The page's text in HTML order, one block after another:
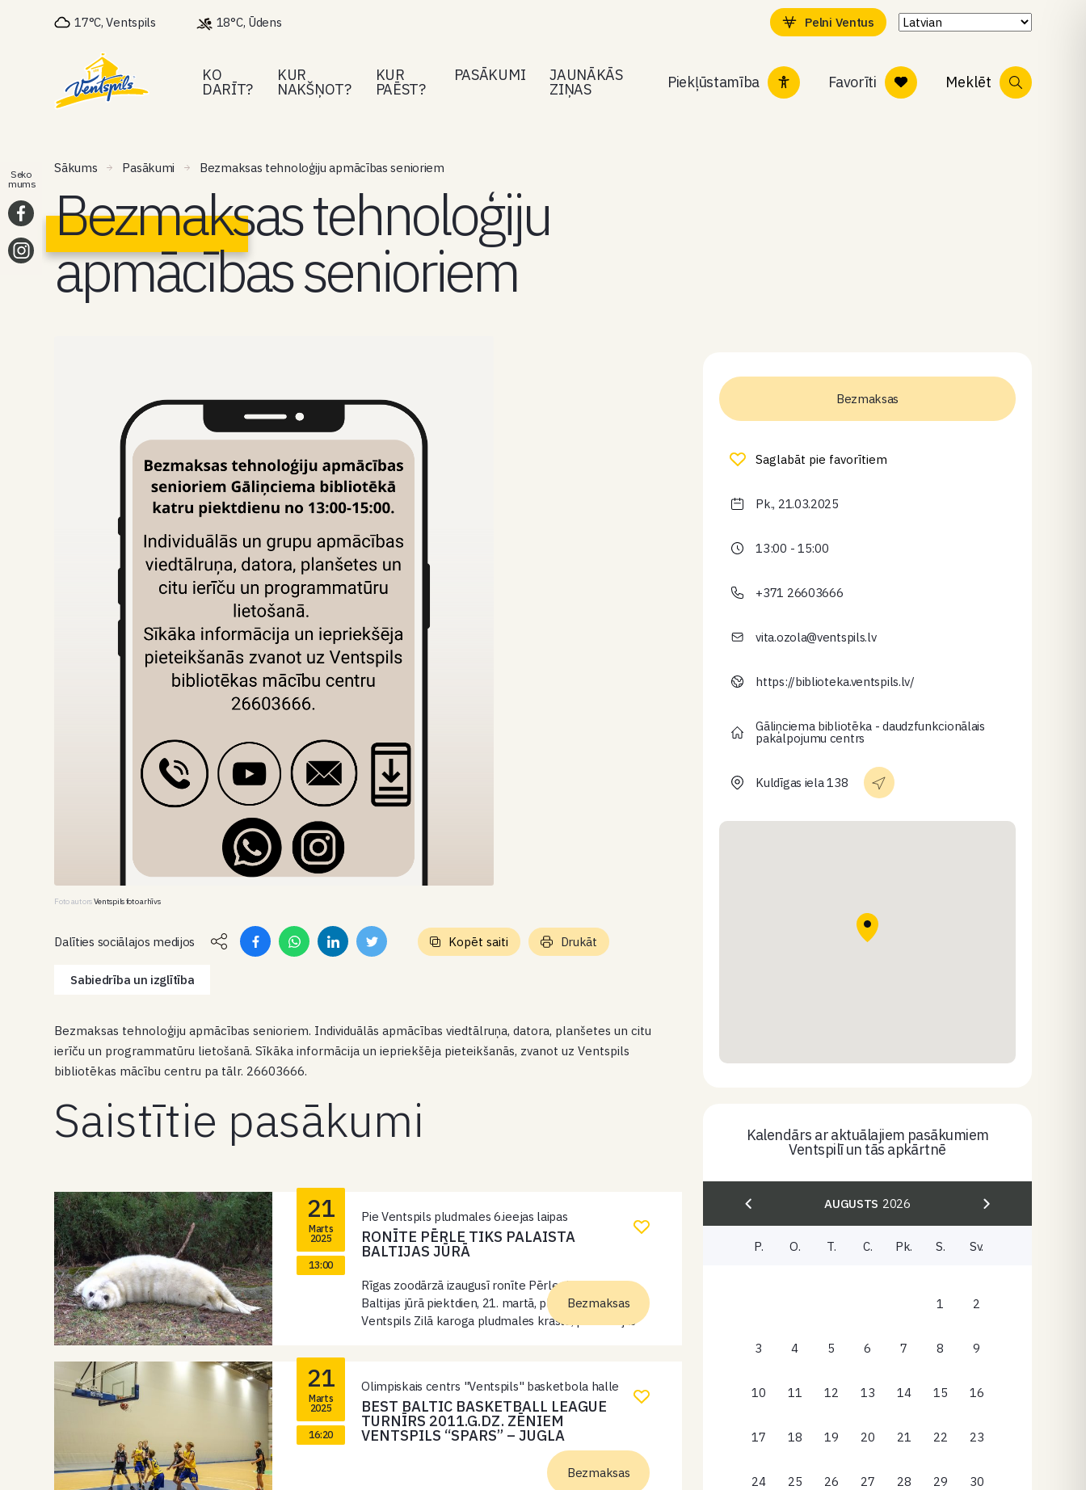
17°C, Ventspils 18°C, Ūdens Pelni Ventus
KO
DARĪT?
KUR
NAKŠŅOT?
KUR
PAĒST?
PASĀKUMI JAUNĀKĀS
ZIŅAS Piekļūstamība Favorīti Meklēt
Sākums Pasākumi Bezmaksas tehnoloģiju apmācības senioriem
Bezmaksas tehnoloģiju
apmācības senioriem
Foto autorsVentspils foto arhīvs
Dalīties sociālajos medijos Kopēt saiti Drukāt
Sabiedrība un izglītība
Bezmaksas tehnoloģiju apmācības senioriem. Individuālās apmācības viedtālruņa, datora, planšetes un citu
ierīču un programmatūru lietošanā. Sīkāka informācija un iepriekšēja pieteikšanās, zvanot uz Ventspils
bibliotēkas mācību centru pa tālr. 26603666.
Saistītie pasākumi
21
Marts
2025
13:00
Pie Ventspils pludmales 6.ieejas laipas
RONĪTE PĒRLE TIKS PALAISTA
BALTIJAS JŪRĀ
Rīgas zoodārzā izaugusī ronīte Pērle tiks palaista
Baltijas jūrā piektdien, 21. martā, plkst. 13:00 no
Ventspils Zilā karoga pludmales krasta, pie 6.ieejas
Bezmaksas
21
Marts
2025
16:20
Olimpiskais centrs "Ventspils" basketbola halle
BEST BALTIC BASKETBALL LEAGUE
TURNĪRS 2011.G.DZ. ZĒNIEM
VENTSPILS “SPARS” – JUGLA
Bezmaksas
Bezmaksas
Saglabāt pie favorītiem
Pk., 21.03.2025
13:00 - 15:00
+371 26603666
vita.ozola@ventspils.lv
https://biblioteka.ventspils.lv/
Gāliņciema bibliotēka - daudzfunkcionālais
pakalpojumu centrs
Kuldīgas iela 138
Kalendārs ar aktuālajiem pasākumiem
Ventspilī un tās apkārtnē
AUGUSTS 2026
P. O. T. C. Pk. S. Sv.
1 2
3 4 5 6 7 8 9
10 11 12 13 14 15 16
17 18 19 20 21 22 23
24 25 26 27 28 29 30
Seko
mums